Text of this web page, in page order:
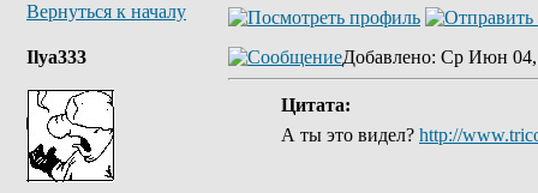
Вернуться к началу
Ilya333 Добавлено: Ср Июн 04,
Цитата:
А ты это видел? http://